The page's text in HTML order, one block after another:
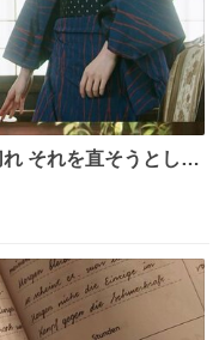
それを直そうとした